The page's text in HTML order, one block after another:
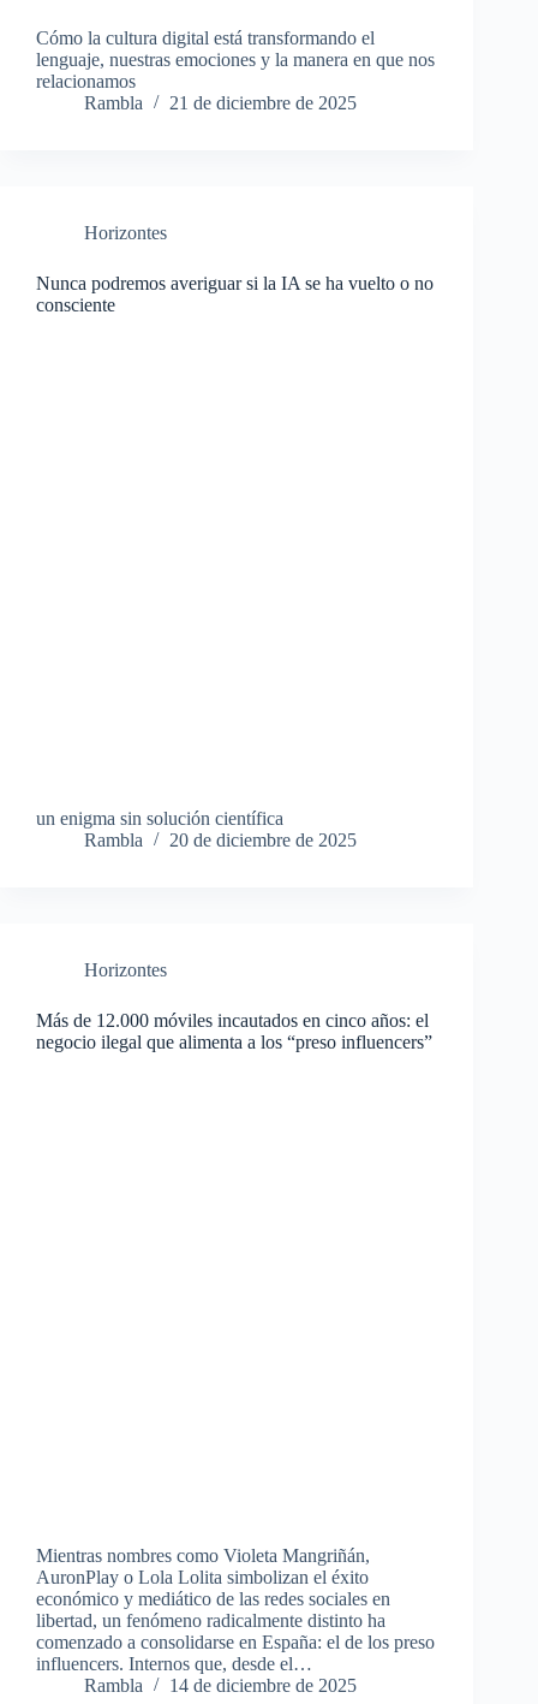
Cómo la cultura digital está transformando el
lenguaje, nuestras emociones y la manera en que nos
relacionamos
Rambla
21 de diciembre de 2025
Horizontes
Nunca podremos averiguar si la IA se ha vuelto o no
consciente
un enigma sin solución científica
Rambla
20 de diciembre de 2025
Horizontes
Más de 12.000 móviles incautados en cinco años: el
negocio ilegal que alimenta a los “preso influencers”
Mientras nombres como Violeta Mangriñán,
AuronPlay o Lola Lolita simbolizan el éxito
económico y mediático de las redes sociales en
libertad, un fenómeno radicalmente distinto ha
comenzado a consolidarse en España: el de los preso
influencers. Internos que, desde el…
Rambla
14 de diciembre de 2025